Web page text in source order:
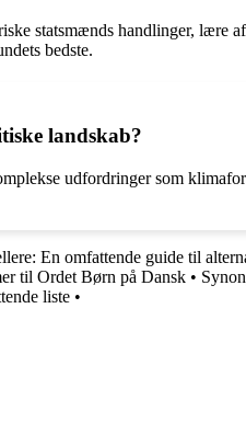
statsmænds handlinger,
bedste.
landskab?
udfordringer som
En omfattende guide til
til Ordet Børn på Dansk •
liste •